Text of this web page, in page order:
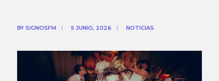
BY SIGNOSFM | 5 JUNIO, 2026 | NOTICIAS